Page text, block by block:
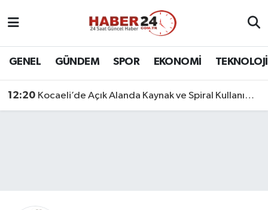
GENEL GÜNDEM SPOR EKONOMİ TEKNOLOJİ
12:20 Kocaeli’de Açık Alanda Kaynak ve Spiral Kullanımına Sıkı Denetim
Nöbetçi Eczaneler